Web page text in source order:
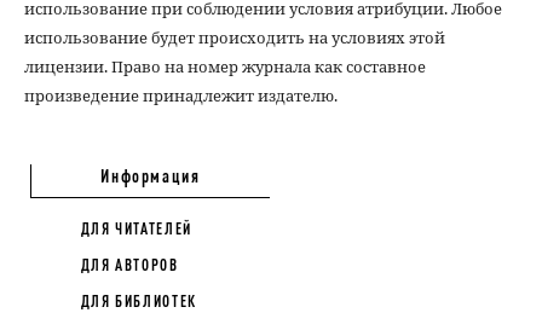
использование при соблюдении условия атрибуции. Любое
использование будет происходить на условиях этой
лицензии. Право на номер журнала как составное
произведение принадлежит издателю.
Информация
ДЛЯ ЧИТАТЕЛЕЙ
ДЛЯ АВТОРОВ
ДЛЯ БИБЛИОТЕК